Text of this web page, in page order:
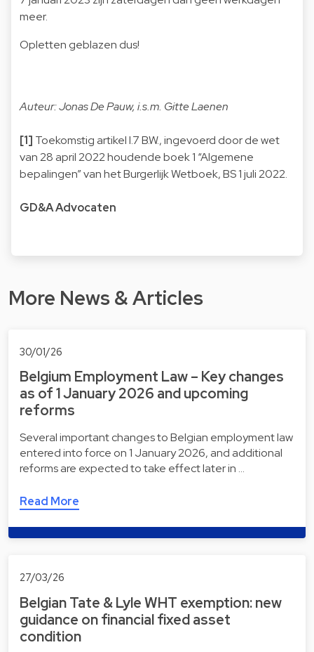
meer.
Opletten geblazen dus!
Auteur: Jonas De Pauw, i.s.m. Gitte Laenen
[1] Toekomstig artikel I.7 B.W., ingevoerd door de wet
van 28 april 2022 houdende boek 1 “Algemene
bepalingen” van het Burgerlijk Wetboek, BS 1 juli 2022.
GD&A Advocaten
More News & Articles
30/01/26
Belgium Employment Law – Key changes
as of 1 January 2026 and upcoming
reforms
Several important changes to Belgian employment law
entered into force on 1 January 2026, and additional
reforms are expected to take effect later in …
Read More
27/03/26
Belgian Tate & Lyle WHT exemption: new
guidance on financial fixed asset
condition